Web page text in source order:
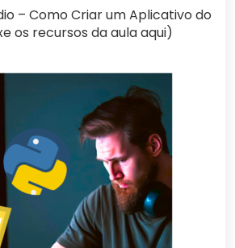
– Como Criar um Aplicativo do
os recursos da aula aqui)